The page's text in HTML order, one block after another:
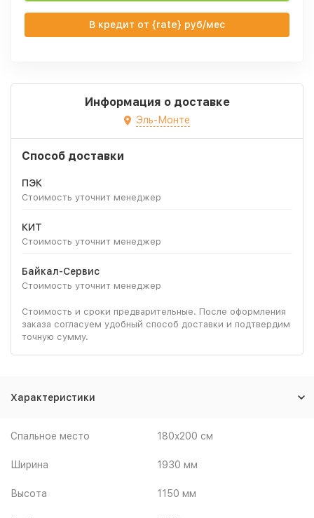
В кредит от {rate} руб/мес
Информация о доставке
Эль-Монте
Способ доставки
ПЭК
Стоимость уточнит менеджер
КИТ
Стоимость уточнит менеджер
Байкал-Сервис
Стоимость уточнит менеджер
Стоимость и сроки предварительные. После оформления
заказа согласуем удобный способ доставки и подтвердим
точную сумму.
Характеристики
Спальное место 180x200 см
Ширина 1930 мм
Высота 1150 мм